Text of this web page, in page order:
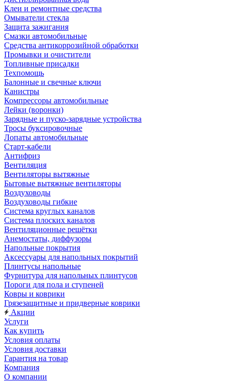
Клеи и ремонтные средства
Омыватели стекла
Защита зажигания
Смазки автомобильные
Средства антикоррозийной обработки
Промывки и очистители
Топливные присадки
Техпомощь
Балонные и свечные ключи
Канистры
Компрессоры автомобильные
Лейки (воронки)
Зарядные и пуско-зарядные устройства
Тросы буксировочные
Лопаты автомобильные
Старт-кабели
Антифриз
Вентиляция
Вентиляторы вытяжные
Бытовые вытяжные вентиляторы
Воздуховоды
Воздуховоды гибкие
Система круглых каналов
Система плоских каналов
Вентиляционные решётки
Анемостаты, диффузоры
Напольные покрытия
Аксессуары для напольных покрытий
Плинтусы напольные
Фурнитура для напольных плинтусов
Пороги для пола и ступеней
Ковры и коврики
Грязезащитные и придверные коврики
Акции
Услуги
Как купить
Условия оплаты
Условия доставки
Гарантия на товар
Компания
О компании